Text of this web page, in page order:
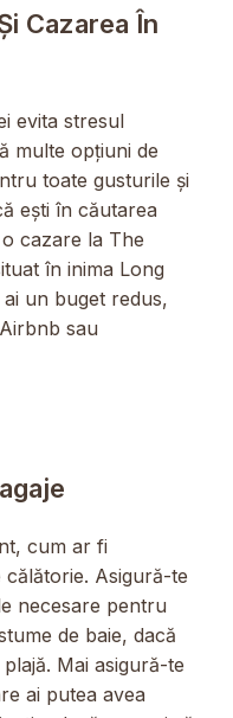
Cazarea În
evita stresul
multe opțiuni de
toate gusturile și
ești în căutarea
cazare la The
în inima Long
un buget redus,
sau
cum ar fi
Asigură-te
necesare pentru
de baie, dacă
Mai asigură-te
ai putea avea